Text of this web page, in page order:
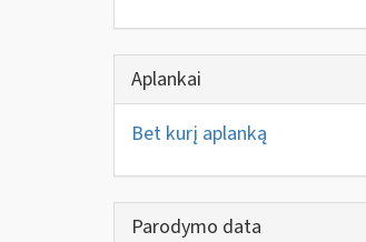
Aplankai
Bet kurį aplanką
Parodymo data